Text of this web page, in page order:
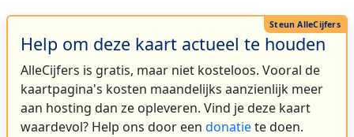
Help om deze kaart actueel te houden
AlleCijfers is gratis, maar niet kosteloos. Vooral de
kaartpagina's kosten maandelijks aanzienlijk meer
aan hosting dan ze opleveren. Vind je deze kaart
waardevol? Help ons door een donatiete doen.